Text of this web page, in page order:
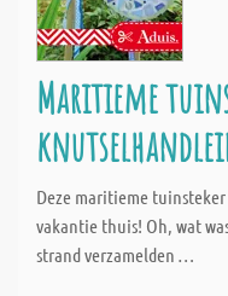
Maritieme
Deze maritieme
vakantie thuis! Oh, wat
strand verzamelden …